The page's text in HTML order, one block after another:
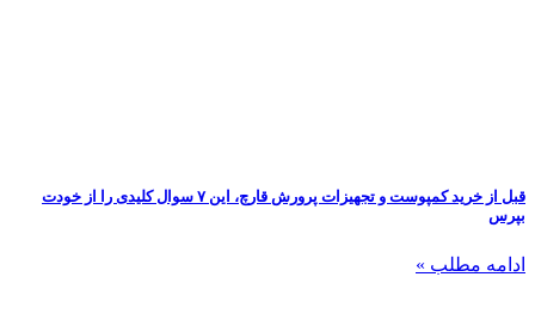
قبل از خرید کمپوست و تجهیزات پرورش قارچ، این ۷ سوال کلیدی را از خودت
بپرس
ادامه مطلب »